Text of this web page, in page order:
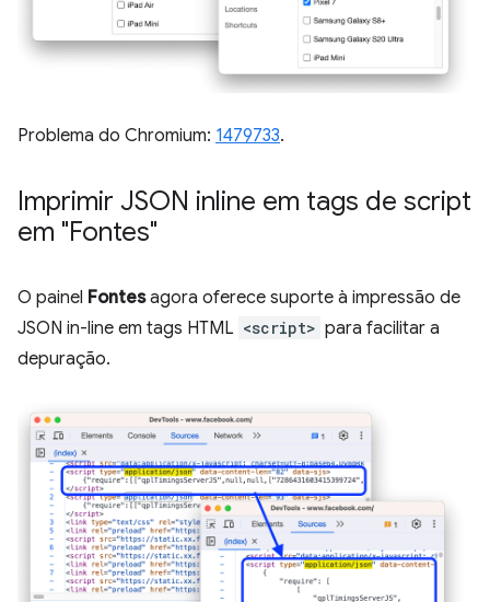
Problema do Chromium: 1479733.
Imprimir JSON inline em tags de script
em "Fontes"
O painel Fontesagora oferece suporte à impressão de
JSON in-line em tags HTML <script> para facilitar a
depuração.